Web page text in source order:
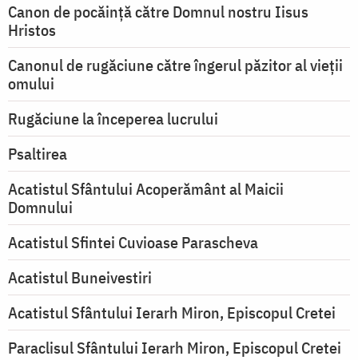
Canon de pocăință către Domnul nostru Iisus
Hristos
Canonul de rugăciune către îngerul păzitor al vieții
omului
Rugăciune la începerea lucrului
Psaltirea
Acatistul Sfântului Acoperământ al Maicii
Domnului
Acatistul Sfintei Cuvioase Parascheva
Acatistul Buneivestiri
Acatistul Sfântului Ierarh Miron, Episcopul Cretei
Paraclisul Sfântului Ierarh Miron, Episcopul Cretei